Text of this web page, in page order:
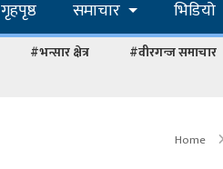
गृहपृष्ठ समाचार भिडियो
#भन्सार क्षेत्र #वीरगन्ज समाचार
Home